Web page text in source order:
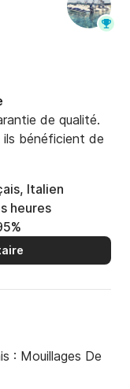
de qualité.
bénéficient de
Italien
heures
: Mouillages De